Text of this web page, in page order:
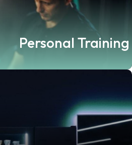
Personal Training